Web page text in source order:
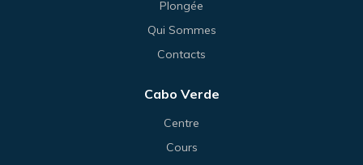
Plongée
Qui Sommes
Contacts
Cabo Verde
Centre
Cours